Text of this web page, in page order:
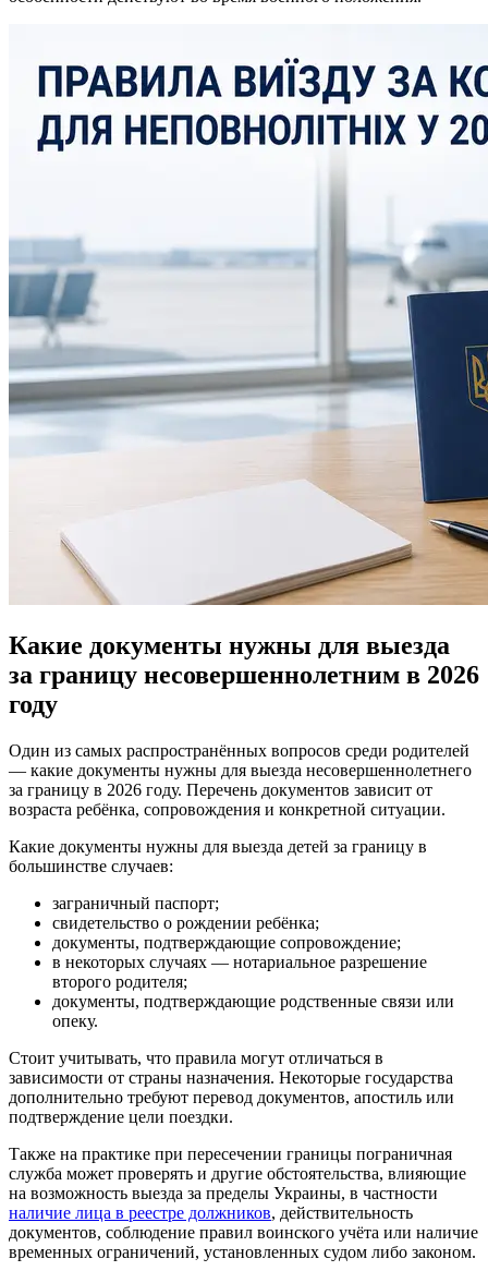
Какие документы нужны для выезда
за границу несовершеннолетним в 2026
году
Один из самых распространённых вопросов среди родителей
— какие документы нужны для выезда несовершеннолетнего
за границу в 2026 году. Перечень документов зависит от
возраста ребёнка, сопровождения и конкретной ситуации.
Какие документы нужны для выезда детей за границу в
большинстве случаев:
заграничный паспорт;
свидетельство о рождении ребёнка;
документы, подтверждающие сопровождение;
в некоторых случаях — нотариальное разрешение
второго родителя;
документы, подтверждающие родственные связи или
опеку.
Стоит учитывать, что правила могут отличаться в
зависимости от страны назначения. Некоторые государства
дополнительно требуют перевод документов, апостиль или
подтверждение цели поездки.
Также на практике при пересечении границы пограничная
служба может проверять и другие обстоятельства, влияющие
на возможность выезда за пределы Украины, в частности
наличие лица в реестре должников, действительность
документов, соблюдение правил воинского учёта или наличие
временных ограничений, установленных судом либо законом.